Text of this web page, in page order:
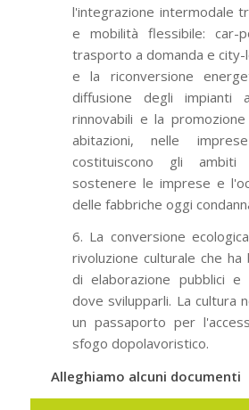
l'integrazione intermodale
e mobilità flessibile: car-
trasporto a domanda e
e la riconversione
diffusione degli impianti
rinnovabili e la
abitazioni, nelle
costituiscono gli ambiti
sostenere le imprese e
delle fabbriche oggi
6. La conversione
rivoluzione culturale che
di elaborazione pubblici
dove svilupparli. La cultura
un passaporto per
sfogo dopolavoristico.
Alleghiamo alcuni documenti